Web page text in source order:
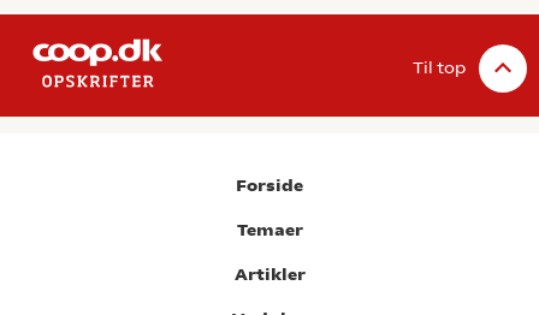
Til top
Forside
Temaer
Artikler